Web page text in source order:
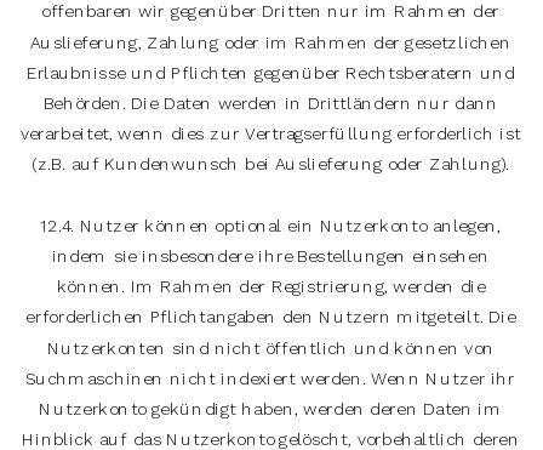
offenbaren wir gegenüber Dritten nur im Rahmen der
Auslieferung, Zahlung oder im Rahmen der gesetzlichen
Erlaubnisse und Pflichten gegenüber Rechtsberatern und
Behörden. Die Daten werden in Drittländern nur dann
verarbeitet, wenn dies zur Vertragserfüllung erforderlich ist
(z.B. auf Kundenwunsch bei Auslieferung oder Zahlung).
12.4. Nutzer können optional ein Nutzerkonto anlegen,
indem sie insbesondere ihre Bestellungen einsehen
können. Im Rahmen der Registrierung, werden die
erforderlichen Pflichtangaben den Nutzern mitgeteilt. Die
Nutzerkonten sind nicht öffentlich und können von
Suchmaschinen nicht indexiert werden. Wenn Nutzer ihr
Nutzerkonto gekündigt haben, werden deren Daten im
Hinblick auf das Nutzerkonto gelöscht, vorbehaltlich deren